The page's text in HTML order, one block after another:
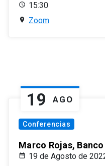
15:30
Zoom
19 AGO
Conferencias
Marco Rojas,
19 de Agosto de